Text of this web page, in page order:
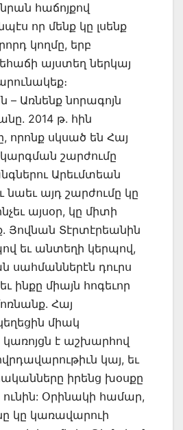
հաճոյքով
որ մենք կը լսենք
կողմը, երբ
այստեղ ներկայ
Առնենք նորագոյն
2014 թ. հին
որոնք սկսած են Հայ
շարժումը
Արեւմտեան
նաեւ այդ շարժումը կը
այսօր, կը միտի
Յովնան Տէրտէրեանին
եւ անտեղի կերպով,
սահմաններէն դուրս
ինքը միայն հոգեւոր
Հայ
միակ
է աշխարհով
կայ, եւ
իրենց խօսքը
ունին: Օրինակի համար,
կը կառավարուի